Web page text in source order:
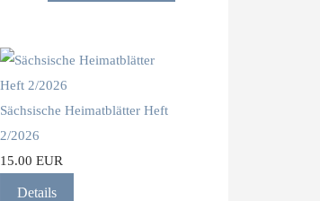
Sächsische Heimatblätter Heft
2/2026
15.00 EUR
Details